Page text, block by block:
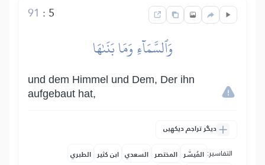
5
:
91
وَٱلسَّمَآءِ وَمَا بَنَىٰهَا
und dem Himmel und Dem, Der ihn
aufgebaut hat,
دیگر تراجم دیکھیں
التفاسير: المُيسَّر المختصر السعدي ابن كثير الطبري